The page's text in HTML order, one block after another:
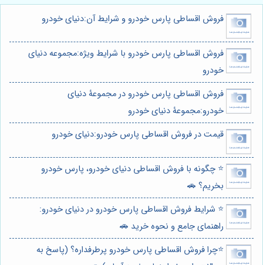
فروش اقساطی پارس خودرو و شرایط آن:دنیای خودرو
فروش اقساطی پارس خودرو با شرایط ویژه:مجموعه دنیای
خودرو
فروش اقساطی پارس خودرو در مجموعۀ دنیای
خودرو:مجموعۀ دنیای خودرو
قیمت در فروش اقساطی پارس خودرو:دنیای خودرو
⭐️ چگونه با فروش اقساطی دنیای خودرو، پارس خودرو
بخریم؟ 🚗
⭐️ شرایط فروش اقساطی پارس خودرو در دنیای خودرو:
راهنمای جامع و نحوه خرید 🚗
⭐️چرا فروش اقساطی پارس خودرو پرطرفداره؟ (پاسخ به